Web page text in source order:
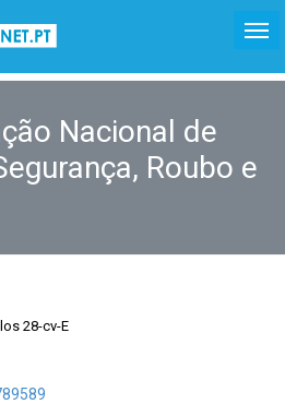
Nacional de
Roubo e
28-cv-E